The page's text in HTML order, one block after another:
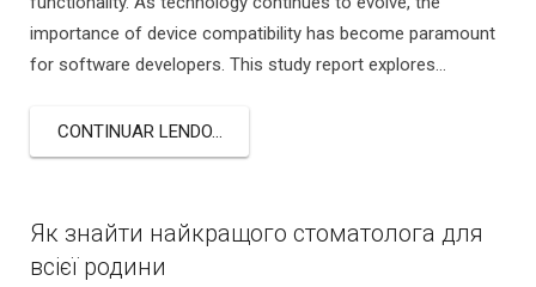
importance of device compatibility has become paramount
for software developers. This study report explores…
CONTINUAR LENDO...
Як знайти найкращого стоматолога для
всієї родини